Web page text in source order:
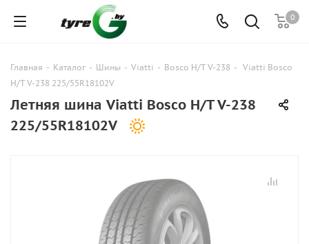
0
Главная - Каталог - Шины - Viatti - Bosco H/T V-238 - Viatti Bosco
H/T V-238 225/55R18102V
Летняя шина Viatti Bosco H/T V-238
225/55R18102V